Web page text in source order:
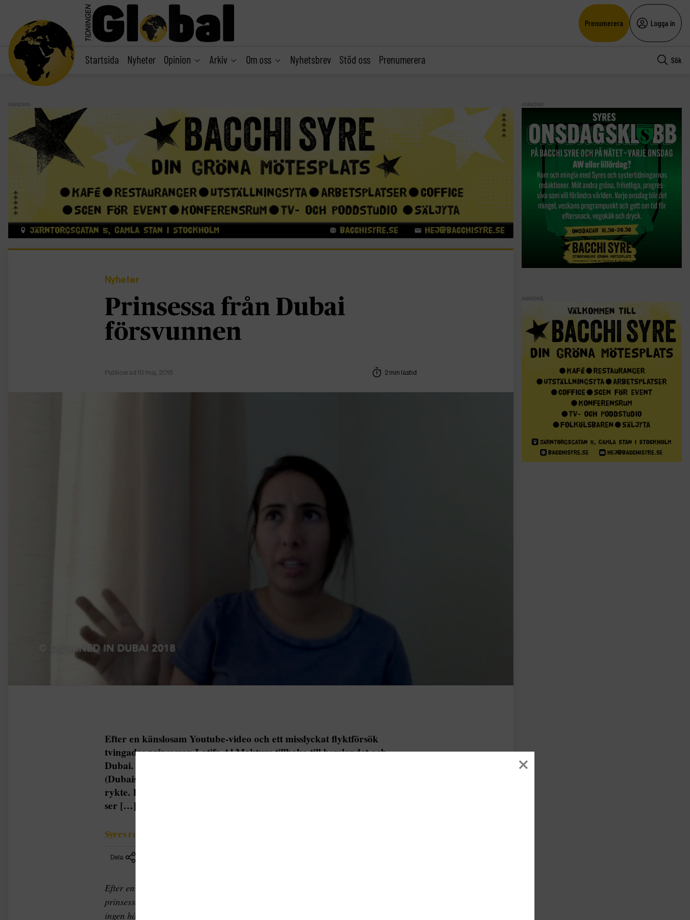
Prenumerera Logga in
Startsida Nyheter Opinion Arkiv Om oss Nyhetsbrev Stöd oss Prenumerera Sök
ANNONS
Nyheter
Prinsessa från Dubai
försvunnen
Publicerad 10 maj, 2018 2 min lästid
Efter en känslosam Youtube-video och ett misslyckat flyktförsök
tvingades prinsessan Latifa Al Maktum tillbaka till hemlandet och
Dubai. Sedan dess har ingen hört från henne. DUBAI Allt min pappa
(Dubais ledare Mohammad bin Rashid Al Maktum) bryr sig om är sitt
rykte. Han kommer att döda människor för att skydda sitt rykte. Om du
ser […]
Syres redaktion
Dela
Efter en känslosam Youtube-video och ett misslyckat flyktförsök tvingades
prinsessan Latifa Al Maktum tillbaka till hemlandet och Dubai. Sedan dess har
ingen hört från henne.
ANNONS
ANNONS